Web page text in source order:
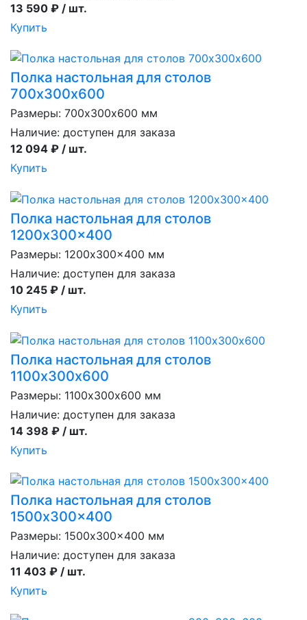
13 590 ₽ / шт.
Купить
Полка настольная для столов
700х300х600
Размеры: 700х300х600 мм
Наличие: доступен для заказа
12 094 ₽ / шт.
Купить
Полка настольная для столов
1200x300x400
Размеры: 1200x300x400 мм
Наличие: доступен для заказа
10 245 ₽ / шт.
Купить
Полка настольная для столов
1100х300х600
Размеры: 1100х300х600 мм
Наличие: доступен для заказа
14 398 ₽ / шт.
Купить
Полка настольная для столов
1500x300x400
Размеры: 1500x300x400 мм
Наличие: доступен для заказа
11 403 ₽ / шт.
Купить